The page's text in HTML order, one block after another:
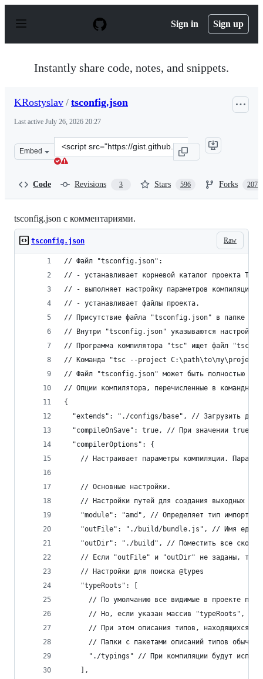
p
Sign in Sign up
Instantly share code, notes, and snippets.
KRostyslav / tsconfig.json
Last active July 26, 2026 20:27
Embed
Clone
this
Code Revisions 3 Stars 596 Forks 207
tsconfig.json с комментариями.
Raw
tsconfig.json
// Файл "tsconfig.json":
// - устанавливает корневой каталог проекта
// - выполняет настройку параметров компиляции;
// - устанавливает файлы проекта.
// Присутствие файла "tsconfig.json" в папке
// Внутри "tsconfig.json" указываются настройки
// Программа компилятора "tsc" ищет файл
// Команда "tsc --project
// Файл "tsconfig.json" может быть полностью
// Опции компилятора, перечисленные в
{
"extends": "./configs/base", // Загрузить
"compileOnSave": true, // При значении true
  "compilerOptions": {
// Настраивает параметры компиляции.
    // Основные настройки.
// Настройки путей для создания выходных
"module": "amd", // Определяет тип импорта
"outFile": "./build/bundle.js", // Имя
"outDir": "./build", // Поместить все
// Если "outFile" и "outDir" не заданы, то
    // Настройки для поиска @types
    "typeRoots": [
// По умолчанию все видимые в проекте
// Но, если указан массив "typeRoots",
// При этом описания типов, находящихся в
// Папки с пакетами описаний типов
"./typings" // При компиляции будут
    ],